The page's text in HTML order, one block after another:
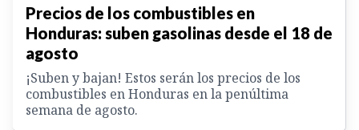
Precios de los combustibles en
Honduras: suben gasolinas desde el 18 de
agosto
¡Suben y bajan! Estos serán los precios de los
combustibles en Honduras en la penúltima
semana de agosto.